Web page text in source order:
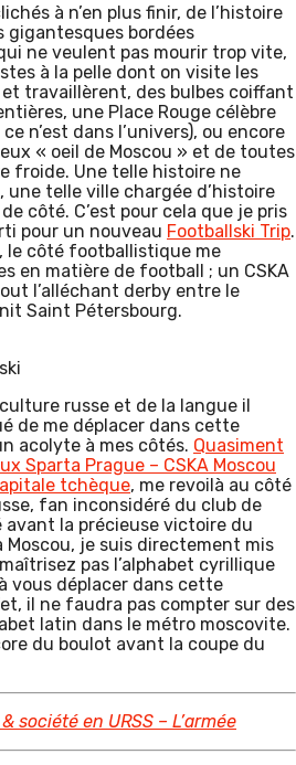
à n’en plus finir, de l’histoire
gigantesques bordées
ne veulent pas mourir trop vite,
à la pelle dont on visite les
travaillèrent, des bulbes coiffant
une Place Rouge célèbre
n’est dans l’univers), ou encore
« oeil de Moscou » et de toutes
froide. Une telle histoire ne
une telle ville chargée d’histoire
côté. C’est pour cela que je pris
pour un nouveau Footballski Trip.
le côté footballistique me
en matière de football ; un CSKA
l’alléchant derby entre le
Saint Pétersbourg.
russe et de la langue il
de me déplacer dans cette
acolyte à mes côtés. Quasiment
Sparta Prague – CSKA Moscou
tchèque, me revoilà au côté
fan inconsidéré du club de
avant la précieuse victoire du
Moscou, je suis directement mis
pas l’alphabet cyrillique
vous déplacer dans cette
il ne faudra pas compter sur des
latin dans le métro moscovite.
du boulot avant la coupe du
société en URSS – L’armée